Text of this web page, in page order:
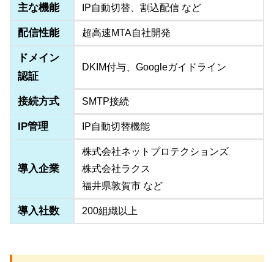
主な機能 IP自動切替、割込配信 など
配信性能 超高速MTA自社開発
ドメイン
認証
DKIM付与、Googleガイドライン
接続方式 SMTP接続
IP管理 IP自動切替機能
導入企業
株式会社ネットプロテクションズ
株式会社ラクス
福井県敦賀市 など
導入社数 200組織以上